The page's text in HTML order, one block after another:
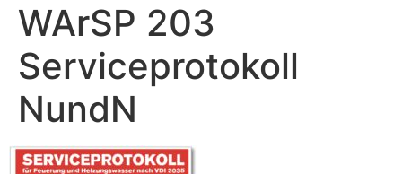
WArSP 203
Serviceprotokoll
NundN